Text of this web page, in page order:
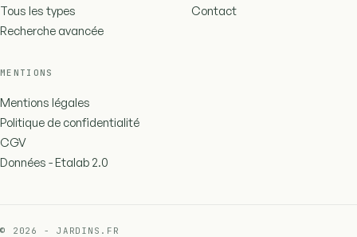
Tous les types
Recherche avancée
Contact
MENTIONS
Mentions légales
Politique de confidentialité
CGV
Données - Etalab 2.0
© 2026 - JARDINS.FR